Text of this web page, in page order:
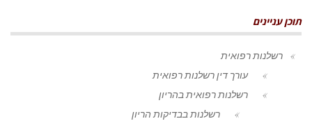
תוכן עניינים
רשלנות רפואית
עורך דין רשלנות רפואית
רשלנות רפואית בהריון
רשלנות בבדיקות הריון